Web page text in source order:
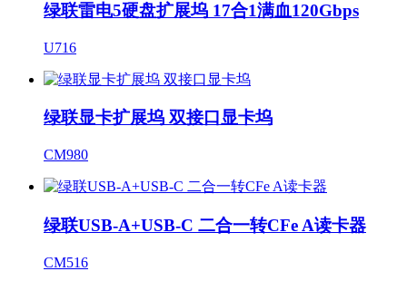
绿联雷电5硬盘扩展坞 17合1满血120Gbps
U716
绿联显卡扩展坞 双接口显卡坞
CM980
绿联USB-A+USB-C 二合一转CFe A读卡器
CM516